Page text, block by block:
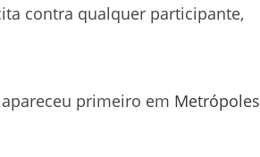
contra qualquer participante,
primeiro em Metrópoles